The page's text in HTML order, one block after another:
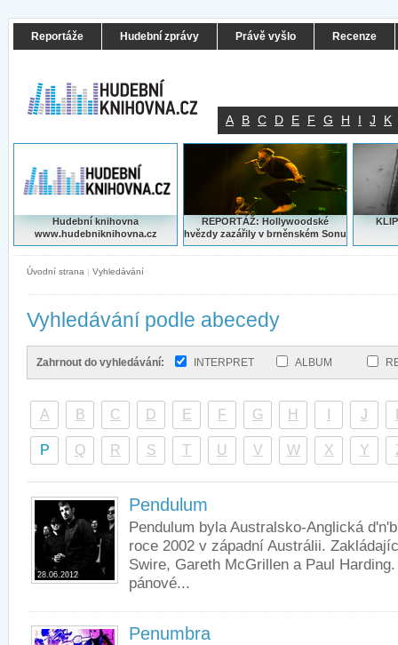
Reportáže Hudební zprávy Právě vyšlo Recenze
A B C D E F G H I J K
Hudební knihovna
www.hudebniknihovna.cz
REPORTÁŽ: Hollywoodské
hvězdy zazářily v brněnském Sonu
Úvodní strana | Vyhledávání
Vyhledávání podle abecedy
Zahrnout do vyhledávání: INTERPRET ALBUM
A B C D E F G H J
P Q R S T U V W X Y
28.06.2012
Pendulum
Pendulum byla Australsko-Anglická
roce 2002 v západní Austrálii.
Swire, Gareth McGrillen a Paul
pánové...
Penumbra